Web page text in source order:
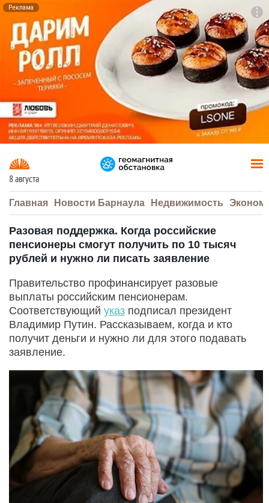
Реклама
8 августа
Главная Новости Барнаула Недвижимость
Разовая поддержка. Когда российские
пенсионеры смогут получить по 10 тысяч
рублей и нужно ли писать заявление
Правительство профинансирует разовые
выплаты российским пенсионерам.
Соответствующий указ подписал президент
Владимир Путин. Рассказываем, когда и кто
получит деньги и нужно ли для этого подавать
заявление.